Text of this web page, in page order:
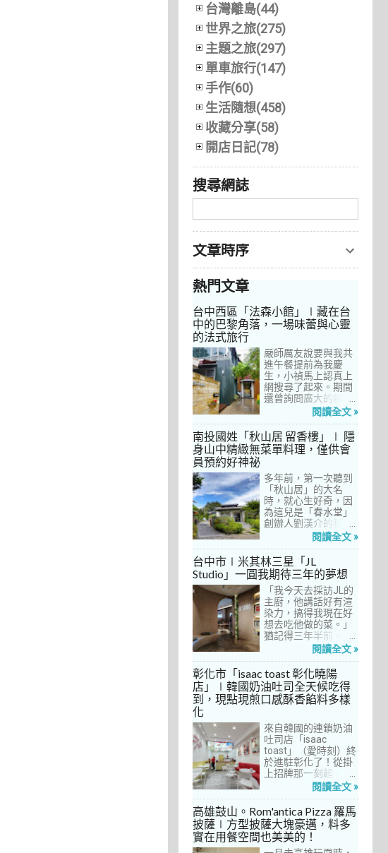
台灣離島(44)
世界之旅(275)
主題之旅(297)
單車旅行(147)
手作(60)
生活隨想(458)
收藏分享(58)
開店日記(78)
搜尋網誌
文章時序
熱門文章
台中西區「法森小館」∣藏在台
中的巴黎角落，一場味蕾與心靈
的法式旅行
嚴師厲友說要與我共
進午餐提前為我慶
生，小禎馬上認真上
網搜尋了起來。期間
還曾詢問廣大的親友
們有沒有推薦的餐
阿姨及桄甄老師誠懇
給我建議，其他都是
一堆來亂的！哈～ 從
宮」到台中的
「澀」，再比較了幾
間價位較親民的牛排
餐廳……，最終，小禎
選定了阿姨及表弟剛
去吃過的「法森小
館」，理由很簡單：
歐法套餐1680元起的
價位可以接受，而且
不是無菜單料理，從
開胃菜、湯品、主
菜、甜點等，通通可
以選自己喜歡的，小
禎覺得能夠自由搭配
很讚！而且「法森小
館」是台中老字號的
不斷，能夠屹立不搖
這麼多年，一定有它
的道理在呀！
閱讀全文 »
南投國姓「秋山居 留香樓」∣ 隱
身山中精緻無菜單料理，僅供會
員預約好神祕
多年前，第一次聽到
「秋山居」的大名
時，就心生好奇，因
為這兒是「春水堂」
創辦人劉漢介的私人
招待所，只對會員開
自從十多年前搬回彰
化之後，小禎才開始
上春水堂吃飯、喝
茶，有一度還把春水
堂當麵店在吃，每週
到台中上課時，總忍
不住奔入春水堂，點
上一碗「XO醬拌麵」
搭配一杯茶飲，後來
也嘗試過其他茶點，
對春水堂的餐飲很有
信心。因此，一得知
秋山居是春水堂創辦
人開設的，感覺就是
食的小禎而言，自然
深具吸引力。
閱讀全文 »
台中市∣米其林三星「JL
Studio」一圓我期待三年的夢想
「我今天去採訪JL的
主廚，他講話好有渲
染力，搞得我現在好
想去吃他做的菜。」
猶記得三年半前，當
米其林評鑑要來台中
做了一次得獎預測，
於是我因為工作踏入
JL Studio，當天回家
之後，我就迫不及待
從事美食採訪20多
年，只採訪沒吃的店
也不計其數，但從沒
有一家餐廳讓我這樣
充滿渴望，留下「真
的好想吃吃看」的懸
閱讀全文 »
彰化市「isaac toast 彰化曉陽
店」∣韓國奶油吐司全天候吃得
到，現點現煎口感酥香餡料多樣
化
來自韓國的連鎖奶油
吐司店「isaac
toast」（愛時刻）終
於進駐彰化了！從掛
上招牌那一刻起，小
禎就想著找時間來吃
家連鎖店許久，只是
每次去台中誘惑實在
太多了！就……，這一
次離家這麼近，不來
閱讀全文 »
高雄鼓山。Rom'antica Pizza 羅馬
披薩∣方型披薩大塊豪邁，料多
實在用餐空間也美美的！